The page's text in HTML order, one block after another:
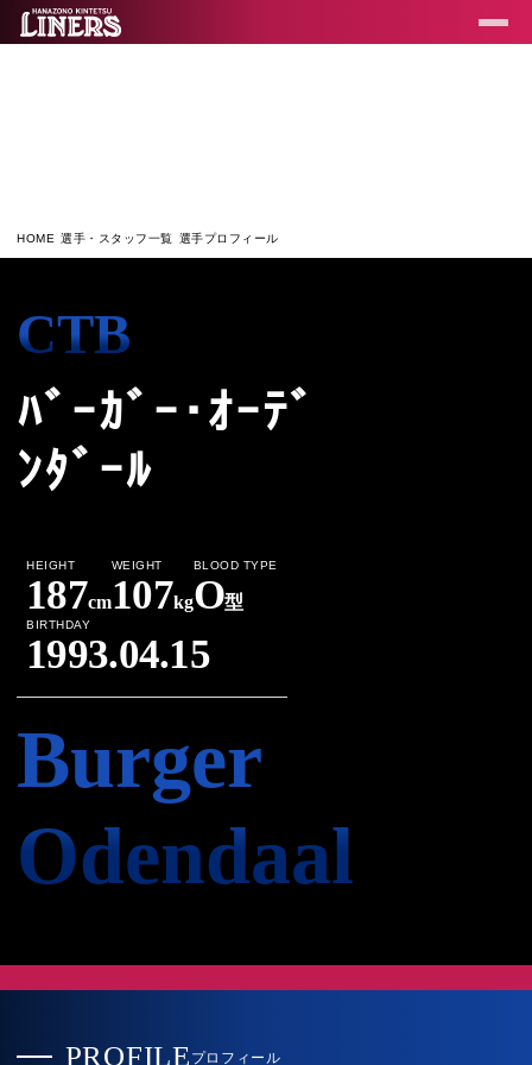
HOME 選手・スタッフ一覧 選手プロフィール
CTB
ﾊﾞｰｶﾞｰ･ｵｰﾃﾞﾝ
ﾀﾞｰﾙ
HEIGHT
187cm
WEIGHT
107kg
BLOOD TYPE
O型
BIRTHDAY
1993.04.15
Burger
Odendaal
プロフィール